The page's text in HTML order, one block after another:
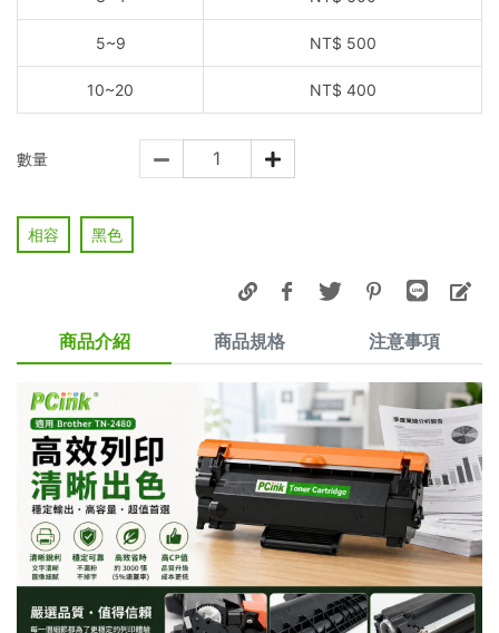
5~9 NT$ 500
10~20 NT$ 400
數量
相容 黑色
商品介紹 商品規格 注意事項